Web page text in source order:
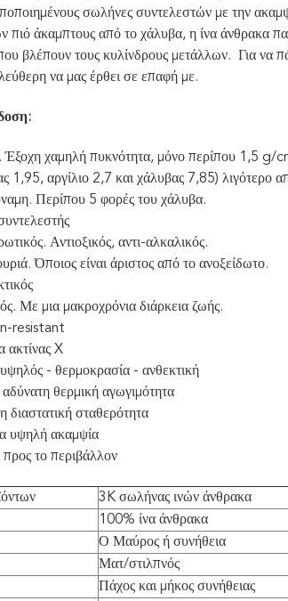
σωλήνες συντελεστών με την
πιό άκαμπτους από το χάλυβα, η ίνα άνθρακα
βλέπουν τους κυλίνδρους μετάλλων. Για να
να μας έρθει σε επαφή με.
Έξοχη χαμηλή πυκνότητα, μόνο περίπου 1,5 g/
1,95, αργίλιο 2,7 και χάλυβας 7,85) λιγότερο
Περίπου 5 φορές του χάλυβα.
Αντιοξικός, αντι-αλκαλικός.
Όποιος είναι άριστος από το ανοξείδωτο.
Με μια μακροχρόνια διάρκεια ζωής.
resistant
ακτίνας X
- θερμοκρασία - ανθεκτική
θερμική αγωγιμότητα
διαστατική σταθερότητα
υψηλή ακαμψία
προς το περιβάλλον
3K σωλήνας ινών άνθρακα
100% ίνα άνθρακα
Ο Μαύρος ή συνήθεια
Ματ/στιλπνός
Πάχος και μήκος συνήθειας